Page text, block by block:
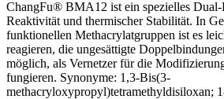
ChangFu® BMA12 ist ein spezielles
Reaktivität und thermischer Stabilität. In
funktionellen Methacrylatgruppen ist es
reagieren, die ungesättigte
möglich, als Vernetzer für die
fungieren. Synonyme: 1,3-Bis(3-
methacryloxypropyl)tetramethyldisiloxan;